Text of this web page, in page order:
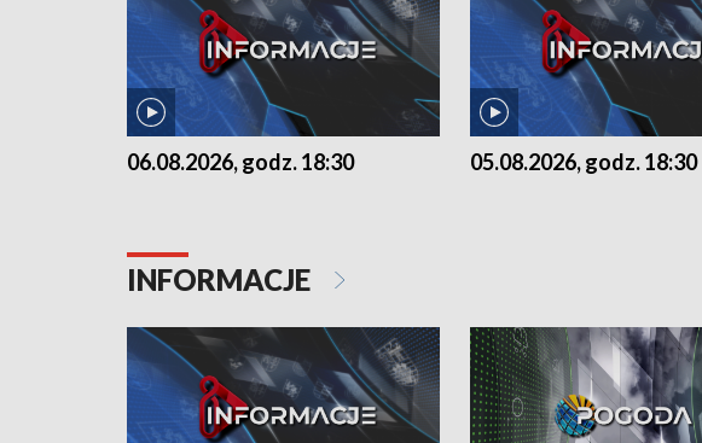
06.08.2026, godz. 18:30 05.08.2026, godz. 18:30
INFORMACJE